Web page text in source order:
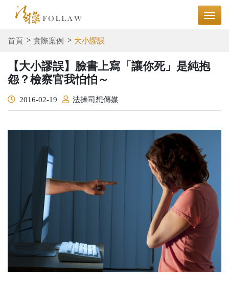
首頁 實際案例 大小謬誤
【大小謬誤】臉書上寫「讓你死」是純抱
怨？檢察官我怕怕～
2016-02-19 法操司想傳媒